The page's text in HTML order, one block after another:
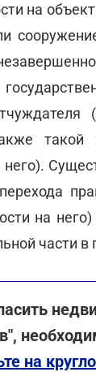
на
такой
него).
на
части в
на